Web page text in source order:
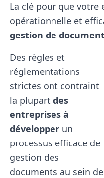
La clé pour que votre
opérationnelle et
gestion de
Des règles et
réglementations
strictes ont contraint
la plupart des
entreprises à
développer un
processus efficace de
gestion des
documents au sein